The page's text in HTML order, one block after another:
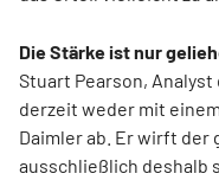
Die Stärke ist nur
Stuart Pearson, Analyst
derzeit weder mit
Daimler ab. Er wirft der
ausschließlich deshalb